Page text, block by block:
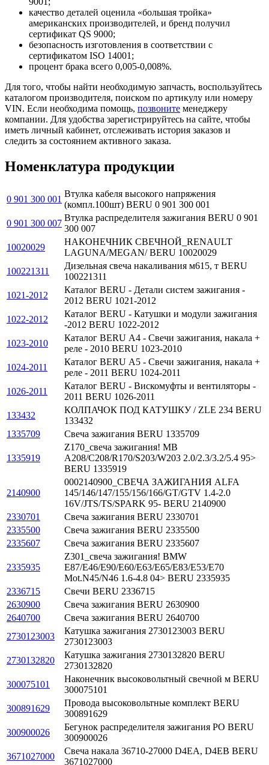
качество деталей оценила «большая тройка»
американских производителей, и бренд получил
сертификат QS 9000;
безопасность изготовления в соответствии с
сертификатом ISO 14001;
процент брака всего 0,005-0,008%.
Для того, чтобы найти необходимую запчасть, воспользуйтесь
каталогом производителя, поиском по артикулу или номеру
VIN. Если необходима помощь, позвоните менеджеру
компании. Для удобства зарегистрируйтесь на сайте, чтобы
иметь личный кабинет, отслеживать история заказов и
следить за состоянием активного заказа.
Номенклатура продукции
0 901 300 001
Втулка кабеля высокого напряжения
(компл.100шт) BERU 0 901 300 001
0 901 300 007
Втулка распределителя зажигания BERU 0 901
300 007
10020029
НАКОНЕЧНИК СВЕЧНОЙ_RENAULT
LAGUNA/MEGAN/ BERU 10020029
100221311
Дизельная свеча накаливания м615, т BERU
100221311
1021-2012
Каталог BERU - Детали систем зажигания -
2012 BERU 1021-2012
1022-2012
Каталог BERU - Катушки и модули зажигания
-2012 BERU 1022-2012
1023-2010
Каталог BERU А4 - Свечи зажигания, накала +
реле - 2010 BERU 1023-2010
1024-2011
Каталог BERU А5 - Свечи зажигания, накала +
реле - 2011 BERU 1024-2011
1026-2011
Каталог BERU - Вискомуфты и вентиляторы -
2011 BERU 1026-2011
133432
КОЛПАЧОК ПОД КАТУШКУ / ZLE 234 BERU
133432
1335709
Свеча зажигания BERU 1335709
1335919
Z170_свеча зажигания! MB
A208/C208/R170/S203/W203 2.0/2.3/3.2/5.4 95>
BERU 1335919
2140900
0002140900_СВЕЧА ЗАЖИГАНИЯ ALFA
145/146/147/155/156/166/GT/GTV 1.4-2.0
16V/JTS/TS/SPARK 95- BERU 2140900
2330701
Свеча зажигания BERU 2330701
2335500
Свеча зажигания BERU 2335500
2335607
Свеча зажигания BERU 2335607
2335935
Z301_свеча зажигания! BMW
E87/E46/E90/E60/E63/E65/E83/E53/E70
Mot.N45/N46 1.6-4.8 04> BERU 2335935
2336715
Свечи BERU 2336715
2630900
Свеча зажигания BERU 2630900
2640700
Свеча зажигания BERU 2640700
2730123003
Катушка зажигания 2730123003 BERU
2730123003
2730132820
Катушка зажигания 2730132820 BERU
2730132820
300075101
Наконечник высоковольтный свечной м BERU
300075101
300891629
Провода высоковольтные комплект BERU
300891629
300900026
Бегунок распределителя зажигания PO BERU
300900026
3671027000
Свеча накала 36710-27000 D4EA, D4EB BERU
3671027000